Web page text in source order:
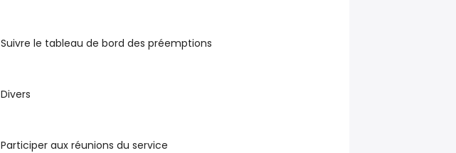
Suivre le tableau de bord des préemptions
Divers
Participer aux réunions du service